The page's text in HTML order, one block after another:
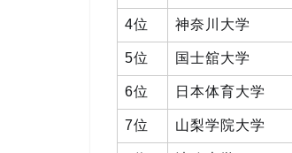
4位 神奈川大学
5位 国士舘大学
6位 日本体育大学
7位 山梨学院大学